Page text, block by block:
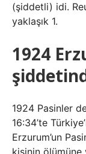
(şiddetli) idi.
yaklaşık 1.
1924
1924 Pasinler
16:34’te
Erzurum’un
kişinin ölümüne